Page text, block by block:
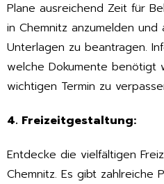
Plane ausreichend Zeit für
in Chemnitz anzumelden
Unterlagen zu beantragen.
welche Dokumente benötigt
wichtigen Termin zu
4. Freizeitgestaltung:
Entdecke die vielfältigen
Chemnitz. Es gibt zahlreiche